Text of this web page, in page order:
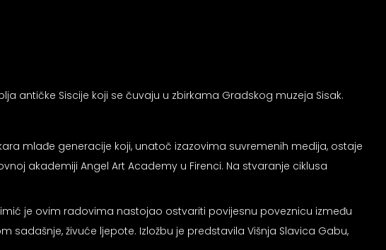
antičke Siscije koji se čuvaju u zbirkama Gradskog muzeja Sisak.
mlađe generacije koji, unatoč izazovima suvremenih medija, ostaje
akademiji Angel Art Academy u Firenci. Na stvaranje ciklusa
je ovim radovima nastojao ostvariti povijesnu poveznicu između
sadašnje, živuće ljepote. Izložbu je predstavila Višnja Slavica Gabu,